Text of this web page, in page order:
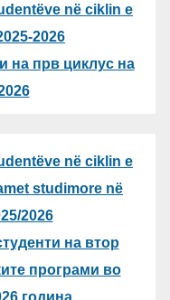
në ciklin e
2026
на прв циклус на
në ciklin e
studimore në
2026
на втор
програми во
година